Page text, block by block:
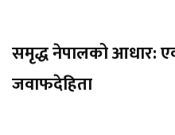
समृद्ध नेपालको आधार:
जवाफदेहिता